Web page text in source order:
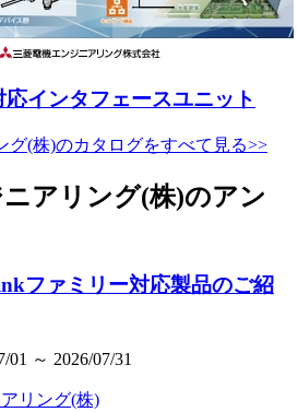
インタフェースユニット
グ(株)のカタログをすべて見る>>
アリング(株)のアン
ファミリー対応製品のご紹
～ 2026/07/31
リング(株)